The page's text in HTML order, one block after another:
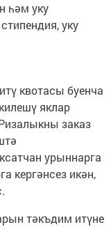
һәм уку
уку
квотасы буенча
яклар
заказ
урыннарга
кергәнсез икән,
тәкъдим итүне